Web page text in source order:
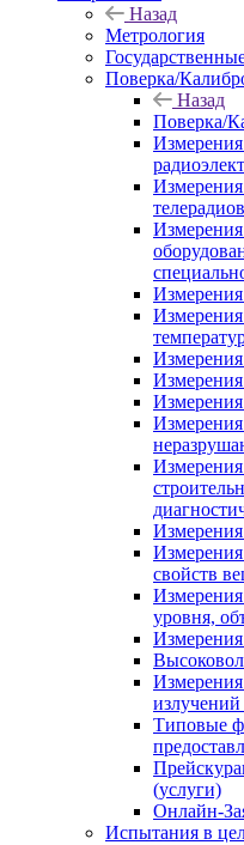
Назад
Метрология
Поверка/
Назад
Поверка/
Измерения
свойств
Измерения
уровня,
Типовые
(услуги)
Онлайн-
Испытания в